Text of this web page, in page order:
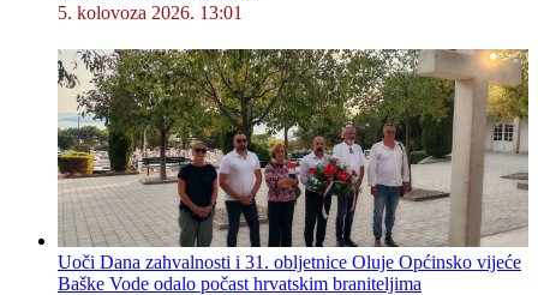
5. kolovoza 2026. 13:01
Uoči Dana zahvalnosti i 31. obljetnice Oluje Općinsko vijeće
Baške Vode odalo počast hrvatskim braniteljima